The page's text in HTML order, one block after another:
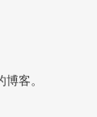
客。